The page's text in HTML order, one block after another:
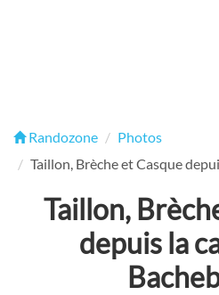
Randozone
Photos
Taillon, Brèche et Casque
Taillon,
depuis la